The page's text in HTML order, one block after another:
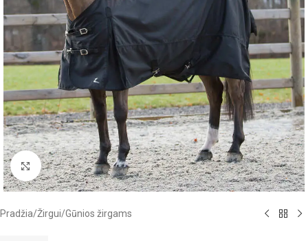
Click to enlarge
Pradžia/Žirgui/Gūnios žirgams